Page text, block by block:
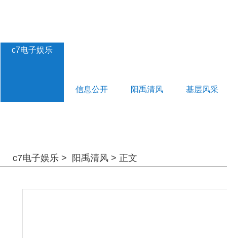
c7电子娱乐
信息公开 阳禹清风 基层风采
c7电子娱乐 > 阳禹清风 > 正文